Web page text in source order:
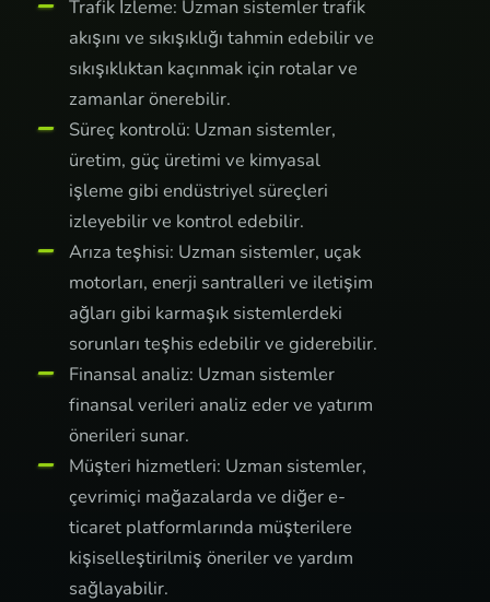
Trafik İzleme: Uzman sistemler trafik
akışını ve sıkışıklığı tahmin edebilir ve
sıkışıklıktan kaçınmak için rotalar ve
zamanlar önerebilir.
Süreç kontrolü: Uzman sistemler,
üretim, güç üretimi ve kimyasal
işleme gibi endüstriyel süreçleri
izleyebilir ve kontrol edebilir.
Arıza teşhisi: Uzman sistemler, uçak
motorları, enerji santralleri ve iletişim
ağları gibi karmaşık sistemlerdeki
sorunları teşhis edebilir ve giderebilir.
Finansal analiz: Uzman sistemler
finansal verileri analiz eder ve yatırım
önerileri sunar.
Müşteri hizmetleri: Uzman sistemler,
çevrimiçi mağazalarda ve diğer e-
ticaret platformlarında müşterilere
kişiselleştirilmiş öneriler ve yardım
sağlayabilir.